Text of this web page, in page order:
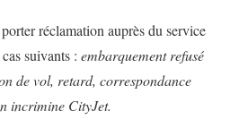
réclamation auprès du service
suivants : embarquement refusé
de vol, retard, correspondance
incrimine CityJet.